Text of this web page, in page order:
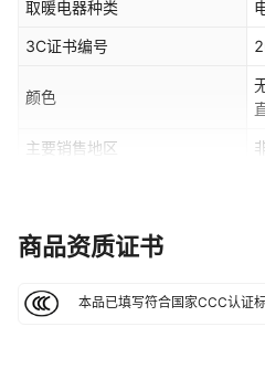
取暖电器种类
3C证书编号
颜色
主要销售地区
噪音
净重(含底座)
商品资质证书
本品已填写符合国家CCC认证